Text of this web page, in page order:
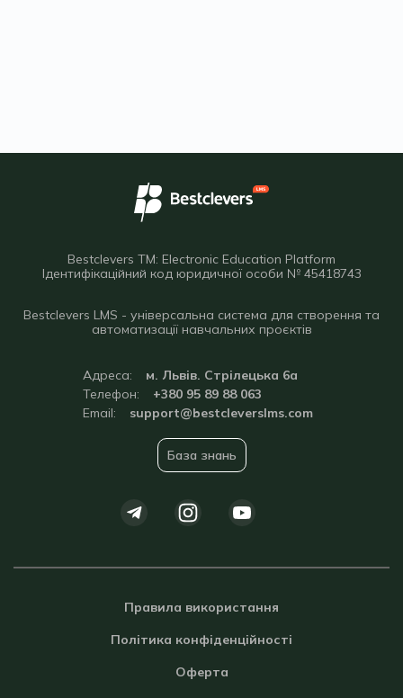
Bestclevers TM: Electronic Education Platform
Ідентифікаційний код юридичної особи № 45418743
Bestclevers LMS - універсальна система для створення та
автоматизації навчальних проєктів
Адреса:
м. Львів. Стрілецька 6а
Телефон:
+380 95 89 88 063
Email:
support@bestcleverslms.com
База знань
Правила використання
Політика конфіденційності
Оферта